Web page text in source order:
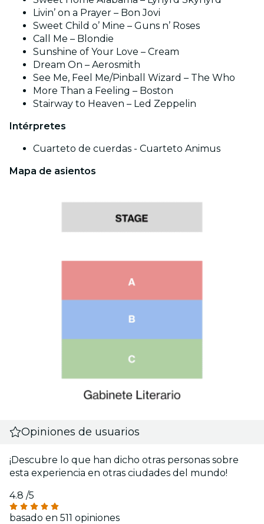
Livin’ on a Prayer – Bon Jovi
Sweet Child o’ Mine – Guns n’ Roses
Call Me – Blondie
Sunshine of Your Love – Cream
Dream On – Aerosmith
See Me, Feel Me/Pinball Wizard – The Who
More Than a Feeling – Boston
Stairway to Heaven – Led Zeppelin
Intérpretes
Cuarteto de cuerdas - Cuarteto Animus
Mapa de asientos
Opiniones de usuarios
¡Descubre lo que han dicho otras personas sobre
esta experiencia en otras ciudades del mundo!
4.8 /5
basado en 511 opiniones